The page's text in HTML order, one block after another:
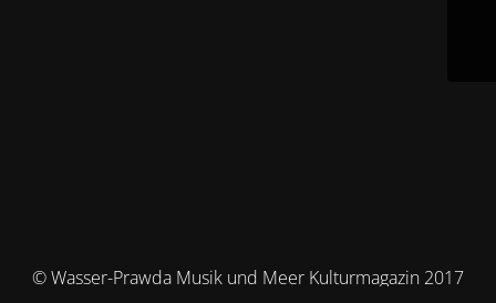
© Wasser-Prawda Musik und Meer Kulturmagazin 2017